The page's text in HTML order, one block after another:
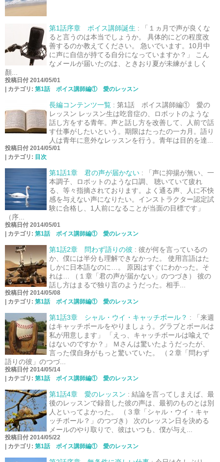
第1話序章 ボイス講師誕生 :
「１ヵ月で声が良くな
ると言うのは本当でしょうか。 具体的にどの程度改
善するのか教えてください。 急いでいます。10月中
に声に自信が持てる自分になっていますか？」 こん
なメールが届いたのは、ときおり夏が未練がましく
顏...
投稿日付 2014/05/01
カテゴリ: 第1話 ボイス講師編① 愛のレッスン
長編コンテンツ一覧 : 第1話 ボイス講師編① 愛の
レッスン レッスン生は吃音症の、ロボットのような
話し方をする青年。声と話し方を改善して、人前で話
す仕事がしたいという。期限はたったの一カ月。語り
人は青年に意外なレッスンを行う。青年は目的を達...
投稿日付 2014/05/01
カテゴリ: 目次
第1話1章 君の声が届かない :
「声に抑揚が無い、一
本調子、ロボットのような口調、 聴いていて疲れ
る、等々指摘されております。よく通る声、人に不快
感を与えない声になりたい。インストラクター認定試
験に合格し、1人前になることが当面の目標です」
（序...
投稿日付 2014/05/01
カテゴリ: 第1話 ボイス講師編① 愛のレッスン
第1話2章 問わず語りの彼 : 彼が何を言っているの
か、僕には半分も理解できなかった。 使用言語はた
しかに日本語なのに…。 原因はすぐにわかった。そ
れは… （１章「君の声が届かない」のつづき） 彼の
話し方はまるで独り言のようだった。相手...
投稿日付 2014/05/08
カテゴリ: 第1話 ボイス講師編① 愛のレッスン
第1話3章 シャル・ウイ・キャッチボール？ :
「来週
はキャッチボールをやりましょう。グラブとボールは
私が用意します」 「えっ、キャッチボールは喩えで
はないのですか？」 Ｍさんは驚いたようだったが、
言った僕自身がもっと驚いていた。 （２章「問わず
語りの彼」のつづ...
投稿日付 2014/05/14
カテゴリ: 第1話 ボイス講師編① 愛のレッスン
第1話4章 愛のレッスン : 結論を言ってしまえば、最
後のレッスンで録音した彼の声は、最初のものとは別
人といってよかった。 （３章「シャル・ウイ・キャ
ッチボール？」のつづき） 次のレッスン日を決める
メールのやり取りで、彼はいつも、僕が与え...
投稿日付 2014/05/22
カテゴリ: 第1話 ボイス講師編① 愛のレッスン